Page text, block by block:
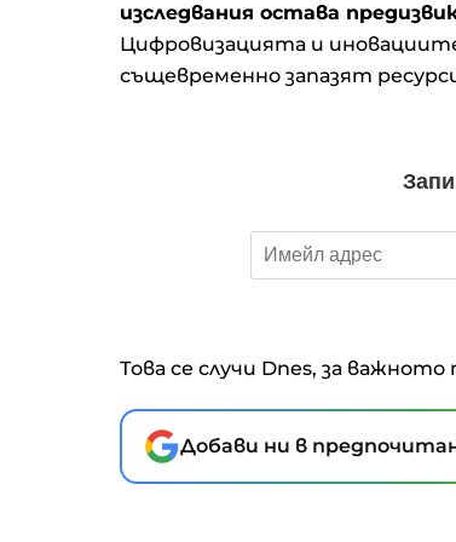
изследвания остава
Цифровизацията и
същевременно запазят
Това се случи Dnes, за
Добави ни в